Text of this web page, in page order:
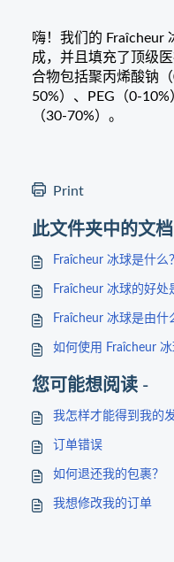
嗨！我们的 Fraîcheur
成，并且填充了顶级
合物包括聚丙烯酸钠
50%）、PEG（0-
（30-70%）。
Print
此文件夹中的文
Fraîcheur 冰球是什么？
Fraîcheur 冰球的好处
Fraîcheur 冰球是由什
如何使用 Fraîcheur 冰
您可能想阅读 -
我怎样才能得到我的发
订单错误
如何退还我的包裹？
我想修改我的订单